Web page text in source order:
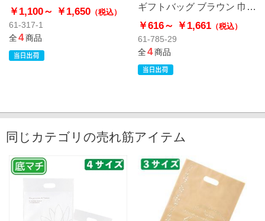
￥1,100～ ￥1,650 （税込）
61-317-1
全4商品
ギフトバッグ ブラウン 巾着
底マチ付き
￥616～ ￥1,661（税込）
61-785-29
全4商品
同じカテゴリの売れ筋アイテム